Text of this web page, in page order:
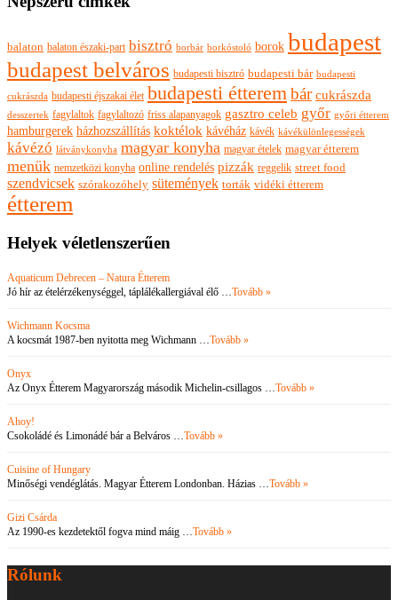
balaton balaton északi-part bisztró borbár borkóstoló borok budapest
budapest belváros budapesti bisztró budapesti bár budapesti
cukrászda budapesti éjszakai élet budapesti étterembár cukrászda
desszertek fagylaltok fagylaltozó friss alapanyagok gasztro celeb győr győri étterem
hamburgerek házhozszállítás koktélok kávéház kávék kávékülönlegességek
kávézó látványkonyha magyar konyha magyar ételek magyar étterem
menük nemzetközi konyha online rendelés pizzák reggelik street food
szendvicsek szórakozóhely sütemények torták vidéki étterem
étterem
Helyek véletlenszerűen
Aquaticum Debrecen – Natura Étterem
Jó hír az ételérzékenységgel, táplálékallergiával élő …Tovább »
Wichmann Kocsma
A kocsmát 1987-ben nyitotta meg Wichmann …Tovább »
Onyx
Az Onyx Étterem Magyarország második Michelin-csillagos …Tovább »
Ahoy!
Csokoládé és Limonádé bár a Belváros …Tovább »
Cuisine of Hungary
Minőségi vendéglátás. Magyar Étterem Londonban. Házias …Tovább »
Gizi Csárda
Az 1990-es kezdetektől fogva mind máig …Tovább »
Rólunk